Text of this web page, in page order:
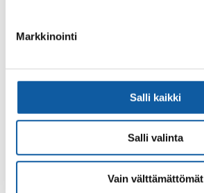
Markkinointi
Salli kaikki
Salli valinta
Vain välttämättömät